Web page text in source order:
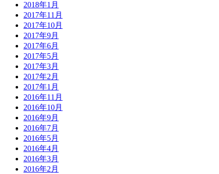
2018年1月
2017年11月
2017年10月
2017年9月
2017年6月
2017年5月
2017年3月
2017年2月
2017年1月
2016年11月
2016年10月
2016年9月
2016年7月
2016年5月
2016年4月
2016年3月
2016年2月